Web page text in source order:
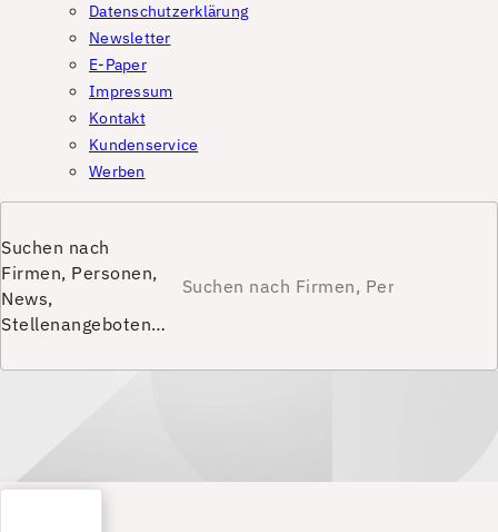
Datenschutzerklärung
Newsletter
E-Paper
Impressum
Kontakt
Kundenservice
Werben
Suchen nach
Firmen, Personen,
News,
Stellenangeboten…